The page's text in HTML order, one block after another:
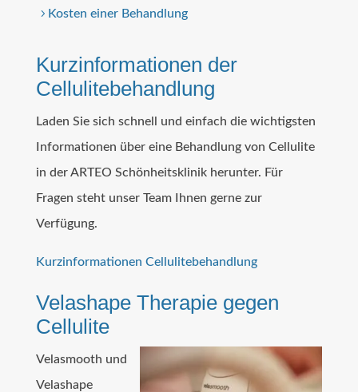
Kosten einer Behandlung
Kurzinformationen der
Cellulitebehandlung
Laden Sie sich schnell und einfach die wichtigsten
Informationen über eine Behandlung von Cellulite
in der ARTEO Schönheitsklinik herunter. Für
Fragen steht unser Team Ihnen gerne zur
Verfügung.
Kurzinformationen Cellulitebehandlung
Velashape Therapie gegen
Cellulite
Velasmooth und
Velashape